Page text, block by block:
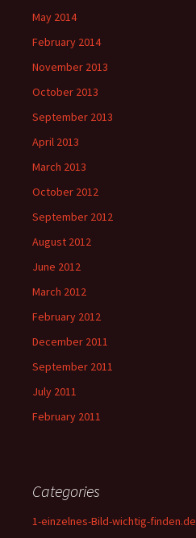
May 2014
February 2014
November 2013
October 2013
September 2013
April 2013
March 2013
October 2012
September 2012
August 2012
June 2012
March 2012
February 2012
December 2011
September 2011
July 2011
February 2011
Categories
1-einzelnes-Bild-wichtig-finden.de